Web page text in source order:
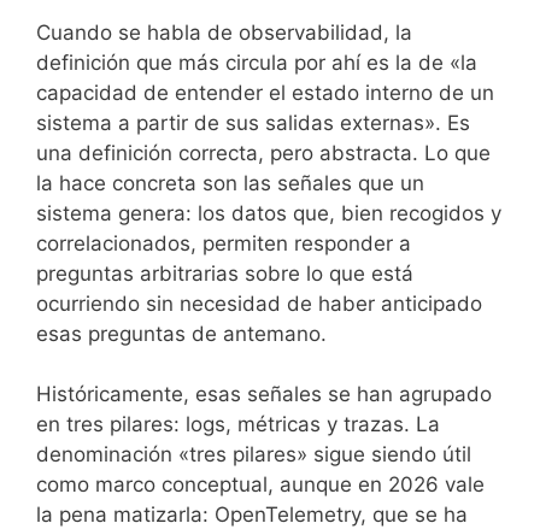
Cuando se habla de observabilidad, la
definición que más circula por ahí es la de «la
capacidad de entender el estado interno de un
sistema a partir de sus salidas externas». Es
una definición correcta, pero abstracta. Lo que
la hace concreta son las señales que un
sistema genera: los datos que, bien recogidos y
correlacionados, permiten responder a
preguntas arbitrarias sobre lo que está
ocurriendo sin necesidad de haber anticipado
esas preguntas de antemano.
Históricamente, esas señales se han agrupado
en tres pilares: logs, métricas y trazas. La
denominación «tres pilares» sigue siendo útil
como marco conceptual, aunque en 2026 vale
la pena matizarla: OpenTelemetry, que se ha